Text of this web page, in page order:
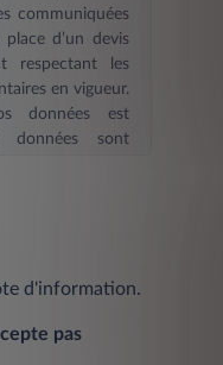
communiquées
d’un devis
respectant les
en vigueur.
données est
données sont
ligne. La durée
est de six
constituer votre
de ces
d'information.
pas